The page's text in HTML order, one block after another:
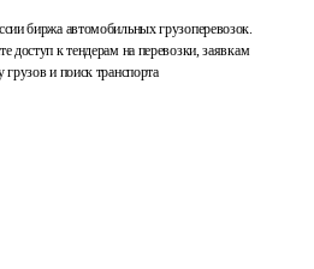
биржа автомобильных грузоперевозок.
доступ к тендерам на перевозки, заявкам
грузов и поиск транспорта